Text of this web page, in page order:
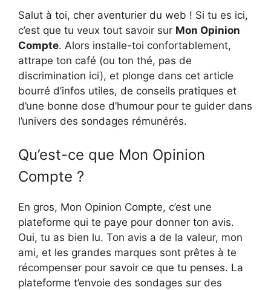
Salut à toi, cher aventurier du web ! Si tu es ici,
c’est que tu veux tout savoir sur Mon Opinion
Compte. Alors installe-toi confortablement,
attrape ton café (ou ton thé, pas de
discrimination ici), et plonge dans cet article
bourré d’infos utiles, de conseils pratiques et
d’une bonne dose d’humour pour te guider dans
l’univers des sondages rémunérés.
Qu’est-ce que Mon Opinion
Compte ?
En gros, Mon Opinion Compte, c’est une
plateforme qui te paye pour donner ton avis.
Oui, tu as bien lu. Ton avis a de la valeur, mon
ami, et les grandes marques sont prêtes à te
récompenser pour savoir ce que tu penses. La
plateforme t’envoie des sondages sur des